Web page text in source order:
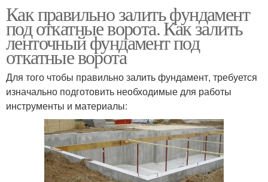
Как правильно залить фундамент
под откатные ворота. Как залить
ленточный фундамент под
откатные ворота
Для того чтобы правильно залить фундамент, требуется
изначально подготовить необходимые для работы
инструменты и материалы: